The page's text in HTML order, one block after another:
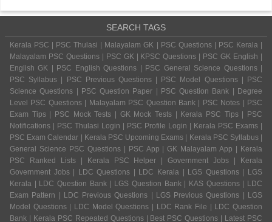
SEARCH TAGS
Kerala PSC | PSC Thulasi | Malayalam GK | PSC Questions | PSC Kerala |
Malayalam PSC Questions | PSC GK | KPSC Questions | PSC GK English |
English GK | PSC English Questions | PSC General Science Questions |
PSC Syllabus | PSC Previous Questions | PSC Model Questions | PSC
Science Questions | PSC Question Paper | PSC Question Bank | Degree
Level PSC Questions | Malayalam PSC Question Bank | PSC Notes | PSC
Exam Tips | PSC Mock Tests | GK Mock Tests | Kerala PSC Tips | PSC
Notifications | PSC Thulasi Login | PSC Profile Login | Kerala PSC Exams |
PSC Exam Calendar | Kerala PSC Upcoming Exams | Kerala PSC Syllabus |
General Science PSC Questions | PSC App | GK Malayalam App | Kerala
PSC Ranked Lists | Kerala PSC Helper | Government Jobs | Kerala
Government Jobs | LDC Questions | LDC Kerala | LGS Questions | LGS
Kerala | LDC Question Bank | LGS Question Bank | KAS Questions | LDC
Exam Pattern | LDC Previous Questions | LGS Previous Questions | LGS
Model Questions | LDC Model Questions | LDC Rank File | LDC Question
Bank | Kerala PSC Repeated Questions | Best PSC Questions | Latest PSC